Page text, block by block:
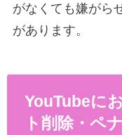
がなくても嫌がら
があります。
YouTubeに
ト削除・ペ